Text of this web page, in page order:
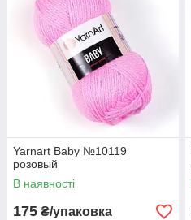
Yarnart Baby №10119
розовый
В наявності
175 ₴/упаковка